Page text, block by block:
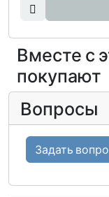
Вместе с
покупают
Вопросы
Задать